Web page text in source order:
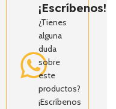
¡Escríbenos!
¿Tienes
alguna
duda
sobre
este
productos?
¡Escríbenos